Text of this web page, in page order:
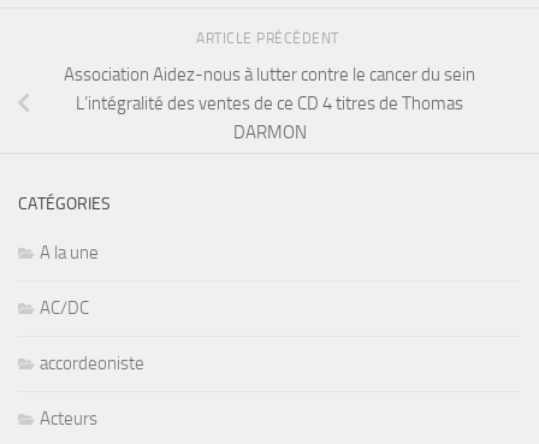
ARTICLE PRÉCÉDENT
Association Aidez-nous à lutter contre le cancer du sein
L’intégralité des ventes de ce CD 4 titres de Thomas
DARMON
CATÉGORIES
A la une
AC/DC
accordeoniste
Acteurs